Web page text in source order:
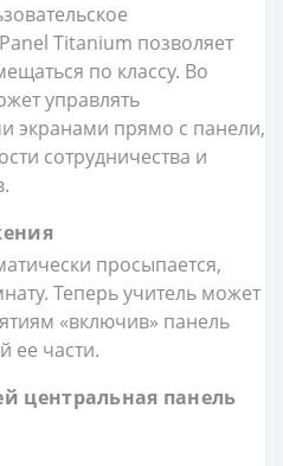
Titanium позволяет
по классу. Во
управлять
экранами прямо с панели,
сотрудничества и
просыпается,
Теперь учитель может
«включив» панель
ее части.
центральная панель